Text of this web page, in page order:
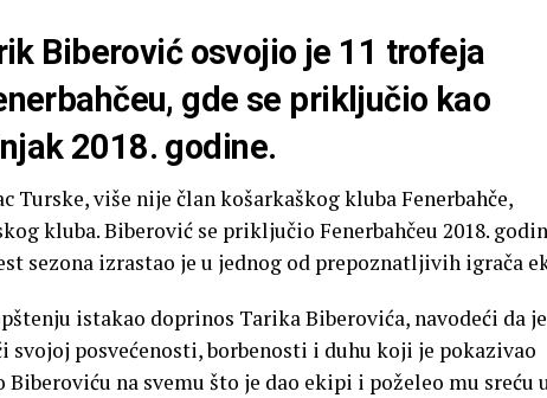
Biberović osvojio je 11 trofeja
gde se priključio kao
2018. godine.
Turske, više nije član košarkaškog kluba Fenerbahče,
kluba. Biberović se priključio Fenerbahčeu 2018.
sezona izrastao je u jednog od prepoznatljivih igrača
istakao doprinos Tarika Biberovića, navodeći da je
svojoj posvećenosti, borbenosti i duhu koji je pokazivao
na svemu što je dao ekipi i poželeo mu sreću